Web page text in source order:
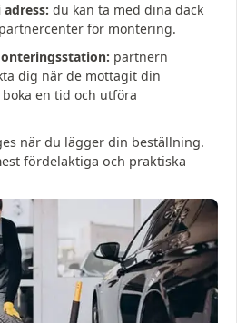
du kan ta med dina däck
för montering.
partnern
dig när de mottagit din
en tid och utföra
när du lägger din beställning.
fördelaktiga och praktiska